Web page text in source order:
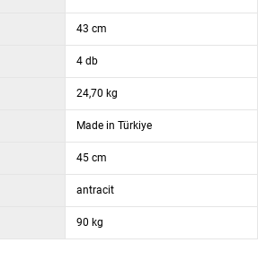
43 cm
4 db
24,70 kg
Made in Türkiye
45 cm
antracit
90 kg